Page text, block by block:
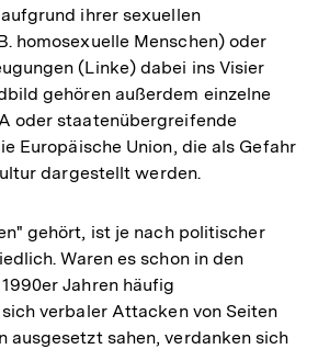
ihrer sexuellen
homosexuelle Menschen) oder
(Linke) dabei ins Visier
gehören außerdem einzelne
oder staatenübergreifende
Europäische Union, die als Gefahr
dargestellt werden.
gehört, ist je nach politischer
Waren es schon in den
Jahren häufig
verbaler Attacken von Seiten
ausgesetzt sahen, verdanken sich